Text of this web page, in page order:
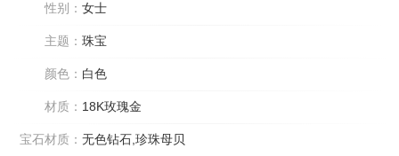
性别： 女士
主题： 珠宝
颜色： 白色
材质： 18K玫瑰金
宝石材质： 无色钻石,珍珠母贝